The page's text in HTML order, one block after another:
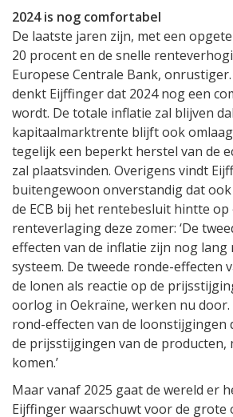
2024 is nog comfortabel
De laatste jaren zijn, met een
20 procent en de snelle
Europese Centrale Bank,
denkt Eijffinger dat 2024 nog een
wordt. De totale inflatie zal blijven
kapitaalmarktrente blijft ook
tegelijk een beperkt herstel van de
zal plaatsvinden. Overigens vindt
buitengewoon onverstandig dat
de ECB bij het rentebesluit hintte op
renteverlaging deze zomer: ‘De
effecten van de inflatie zijn nog
systeem. De tweede ronde-effecten
de lonen als reactie op de
oorlog in Oekraïne, werken nu door.
rond-effecten van de loonstijgingen
de prijsstijgingen van de producten,
komen.’
Maar vanaf 2025 gaat de wereld er
Eijffinger waarschuwt voor de grote